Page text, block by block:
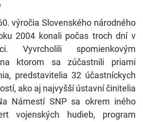
výročia Slovenského národného
2004 konali počas troch dní v
Vyvrcholili spomienkovým
na ktorom sa zúčastnili priami
predstavitelia 32 účastníckych
ako aj najvyšší ústavní činitelia
Námestí SNP sa okrem iného
vojenských hudieb, program